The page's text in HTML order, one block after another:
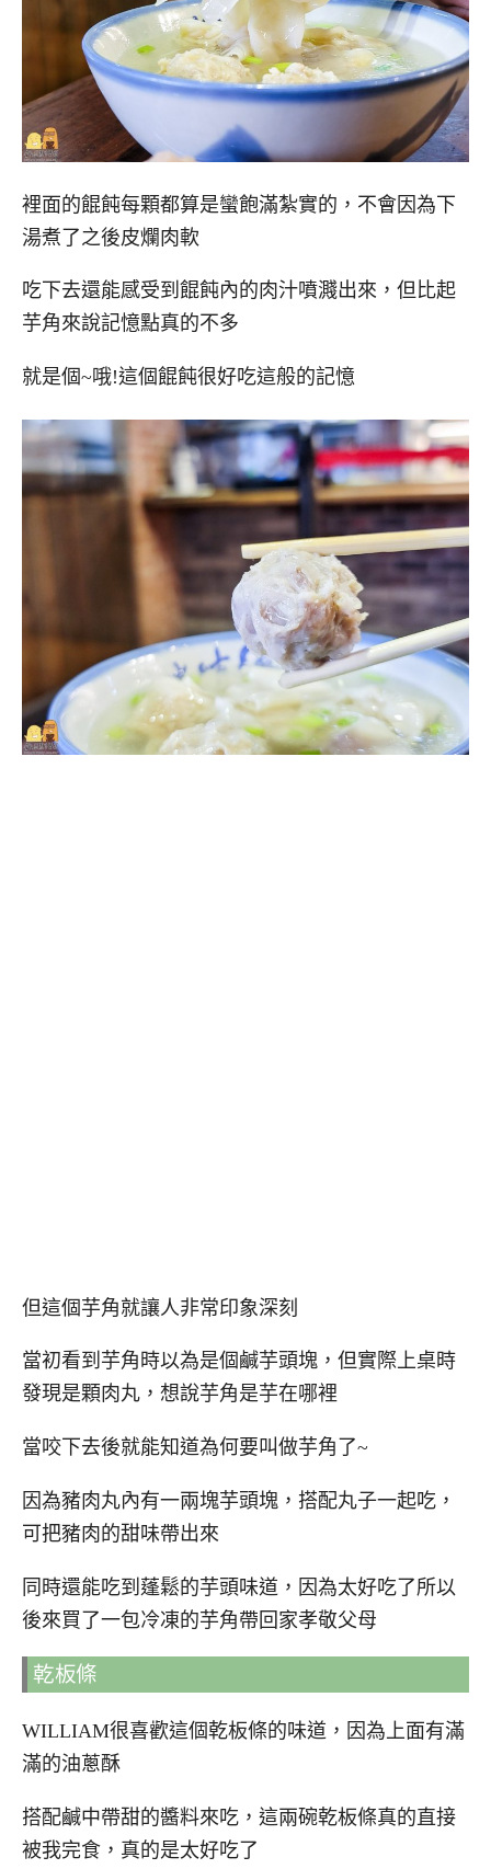
裡面的餛飩每顆都算是蠻飽滿紮實的，不會因為下
湯煮了之後皮爛肉軟
吃下去還能感受到餛飩內的肉汁噴濺出來，但比起
芋角來說記憶點真的不多
就是個~哦!這個餛飩很好吃這般的記憶
但這個芋角就讓人非常印象深刻
當初看到芋角時以為是個鹹芋頭塊，但實際上桌時
發現是顆肉丸，想說芋角是芋在哪裡
當咬下去後就能知道為何要叫做芋角了~
因為豬肉丸內有一兩塊芋頭塊，搭配丸子一起吃，
可把豬肉的甜味帶出來
同時還能吃到蓬鬆的芋頭味道，因為太好吃了所以
後來買了一包冷凍的芋角帶回家孝敬父母
乾板條
WILLIAM很喜歡這個乾板條的味道，因為上面有滿
滿的油蔥酥
搭配鹹中帶甜的醬料來吃，這兩碗乾板條真的直接
被我完食，真的是太好吃了